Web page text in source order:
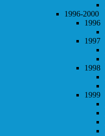
1996-2000
1996
1997
1998
1999